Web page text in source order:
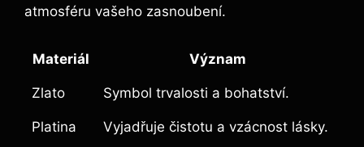
atmosféru vašeho zasnoubení.
Materiál Význam
Zlato Symbol trvalosti a bohatství.
Platina Vyjadřuje čistotu a vzácnost lásky.